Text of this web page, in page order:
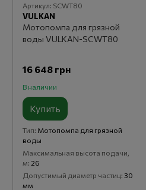
Артикул: SCWT80
VULKAN
Мотопомпа для грязной
воды VULKAN-SCWT80
16 648 грн
В наличии
Купить
Тип Мотопомпа для грязной
воды
Максимальная высота подачи,
м 26
Допустимый диаметр частиц 30
мм